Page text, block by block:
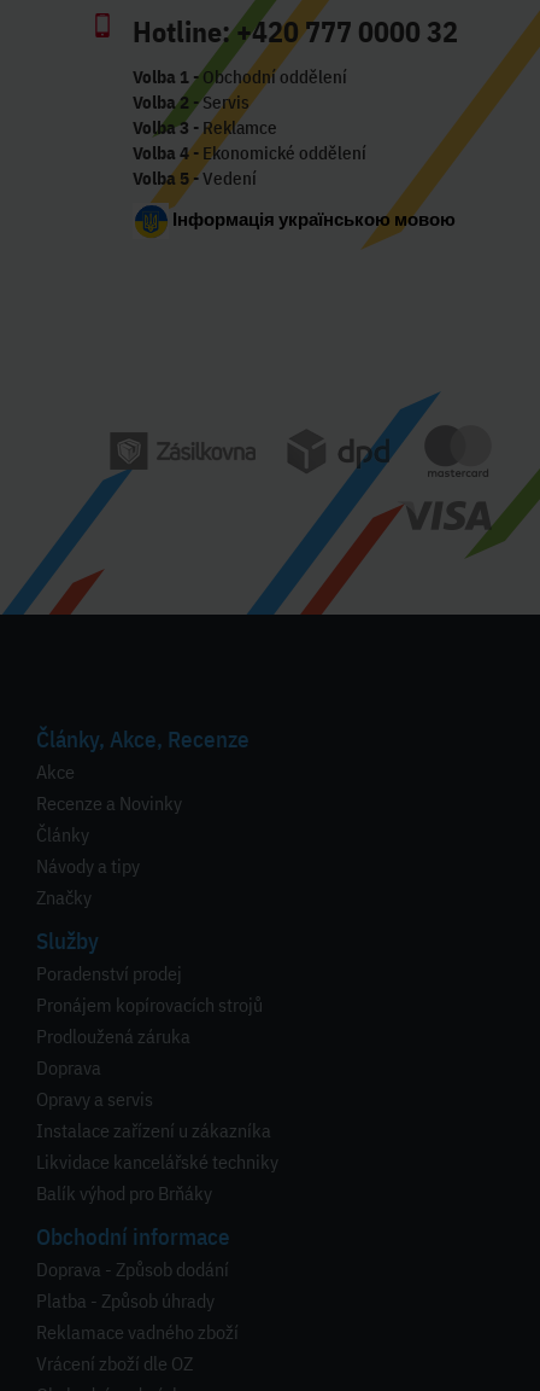
Hotline:+420 777 0000 32
Volba 1- Obchodní oddělení
Volba 2 - Servis
Volba 3 - Reklamce
Volba 4- Ekonomické oddělení
Volba 5- Vedení
Інформація українською мовою
Články, Akce, Recenze
Akce
Recenze a Novinky
Články
Návody a tipy
Značky
Služby
Poradenství prodej
Pronájem kopírovacích strojů
Prodloužená záruka
Doprava
Opravy a servis
Instalace zařízení u zákazníka
Likvidace kancelářské techniky
Balík výhod pro Brňáky
Obchodní informace
Doprava - Způsob dodání
Platba - Způsob úhrady
Reklamace vadného zboží
Vrácení zboží dle OZ